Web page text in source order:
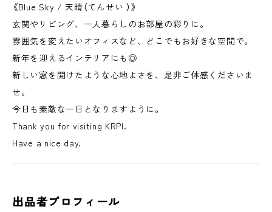
《Blue Sky / 天晴（てんせい ）》
玄関やリビング、一人暮らしのお部屋の彩りに。
雰囲気を変えたいオフィスなど、どこでもお好きな空間で。
新年を迎えるインテリアにも◎
新しい窓を開けたような心地よさを、是非ご体感くださいま
せ。
今日も素敵な一日となりますように。
Thank you for visiting KRPI.
Have a nice day.
出品者プロフィール